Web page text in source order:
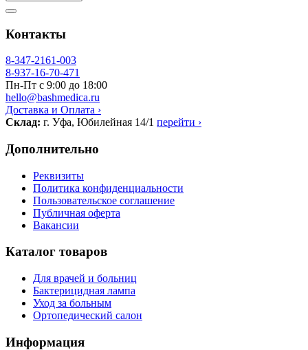
Контакты
8-347-2161-003
8-937-16-70-471
Пн-Пт с 9:00 до 18:00
hello@bashmedica.ru
Доставка и Оплата ›
Склад: г. Уфа, Юбилейная 14/1 перейти ›
Дополнительно
Реквизиты
Политика конфиденциальности
Пользовательское соглашение
Публичная оферта
Вакансии
Каталог товаров
Для врачей и больниц
Бактерицидная лампа
Уход за больным
Ортопедический салон
Информация